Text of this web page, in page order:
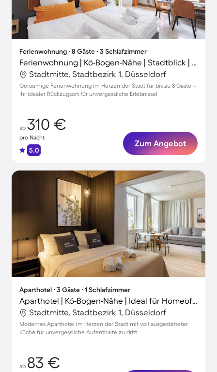
Ferienwohnung ∙ 8 Gäste ∙ 3 Schlafzimmer
Ferienwohnung | Kö-Bogen-Nähe | Stadtblick | Perfekt für die Arbeit von Zuhause
Stadtmitte, Stadtbezirk 1, Düsseldorf
Geräumige Ferienwohnung im Herzen der Stadt für bis zu 8 Gäste –
Ihr idealer Rückzugsort für unvergessliche Erlebnisse!
ab 310 €
pro Nacht
5.0
Zum Angebot
Aparthotel ∙ 3 Gäste ∙ 1 Schlafzimmer
Aparthotel | Kö-Bogen-Nähe | Ideal für Homeoffice
Stadtmitte, Stadtbezirk 1, Düsseldorf
Modernes Aparthotel im Herzen der Stadt mit voll ausgestatteter
Küche für unvergessliche Aufenthalte zu dritt
ab 83 €